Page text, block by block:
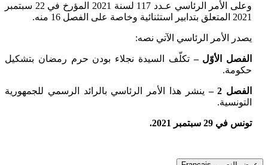
وعلى الأمر الرئاسي عـدد 117 لسنة 2021 المؤرخ في 22 سبتمبر
2021 المتعلق بتدابير استثنائية وخاصة على الفصل 16 منه.
يصدر الأمر الرئاسي الآتي نصه:
الفصل الأوّل –تكلّف السيدة نجلاء بودن حرم رمضان بتشكيل
حكومة.
الفصل 2 –
ينشر هذا الأمر الرئاسي بالرائد الرسمي للجمهورية
التونسية.
تونس في 29 سبتمبر 2021.